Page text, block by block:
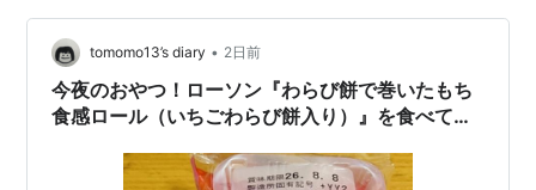
tomomo13’s diary • 2日前
今夜のおやつ！ローソン『わらび餅で巻いたもち
食感ロール（いちごわらび餅入り）』を食べてみ